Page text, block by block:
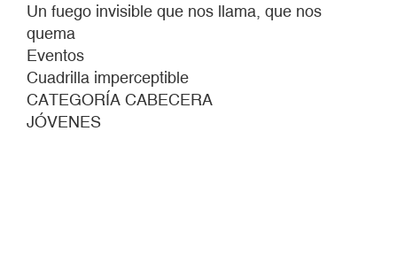
Un fuego invisible que nos llama, que nos
quema
Eventos
Cuadrilla imperceptible
CATEGORÍA CABECERA
JÓVENES